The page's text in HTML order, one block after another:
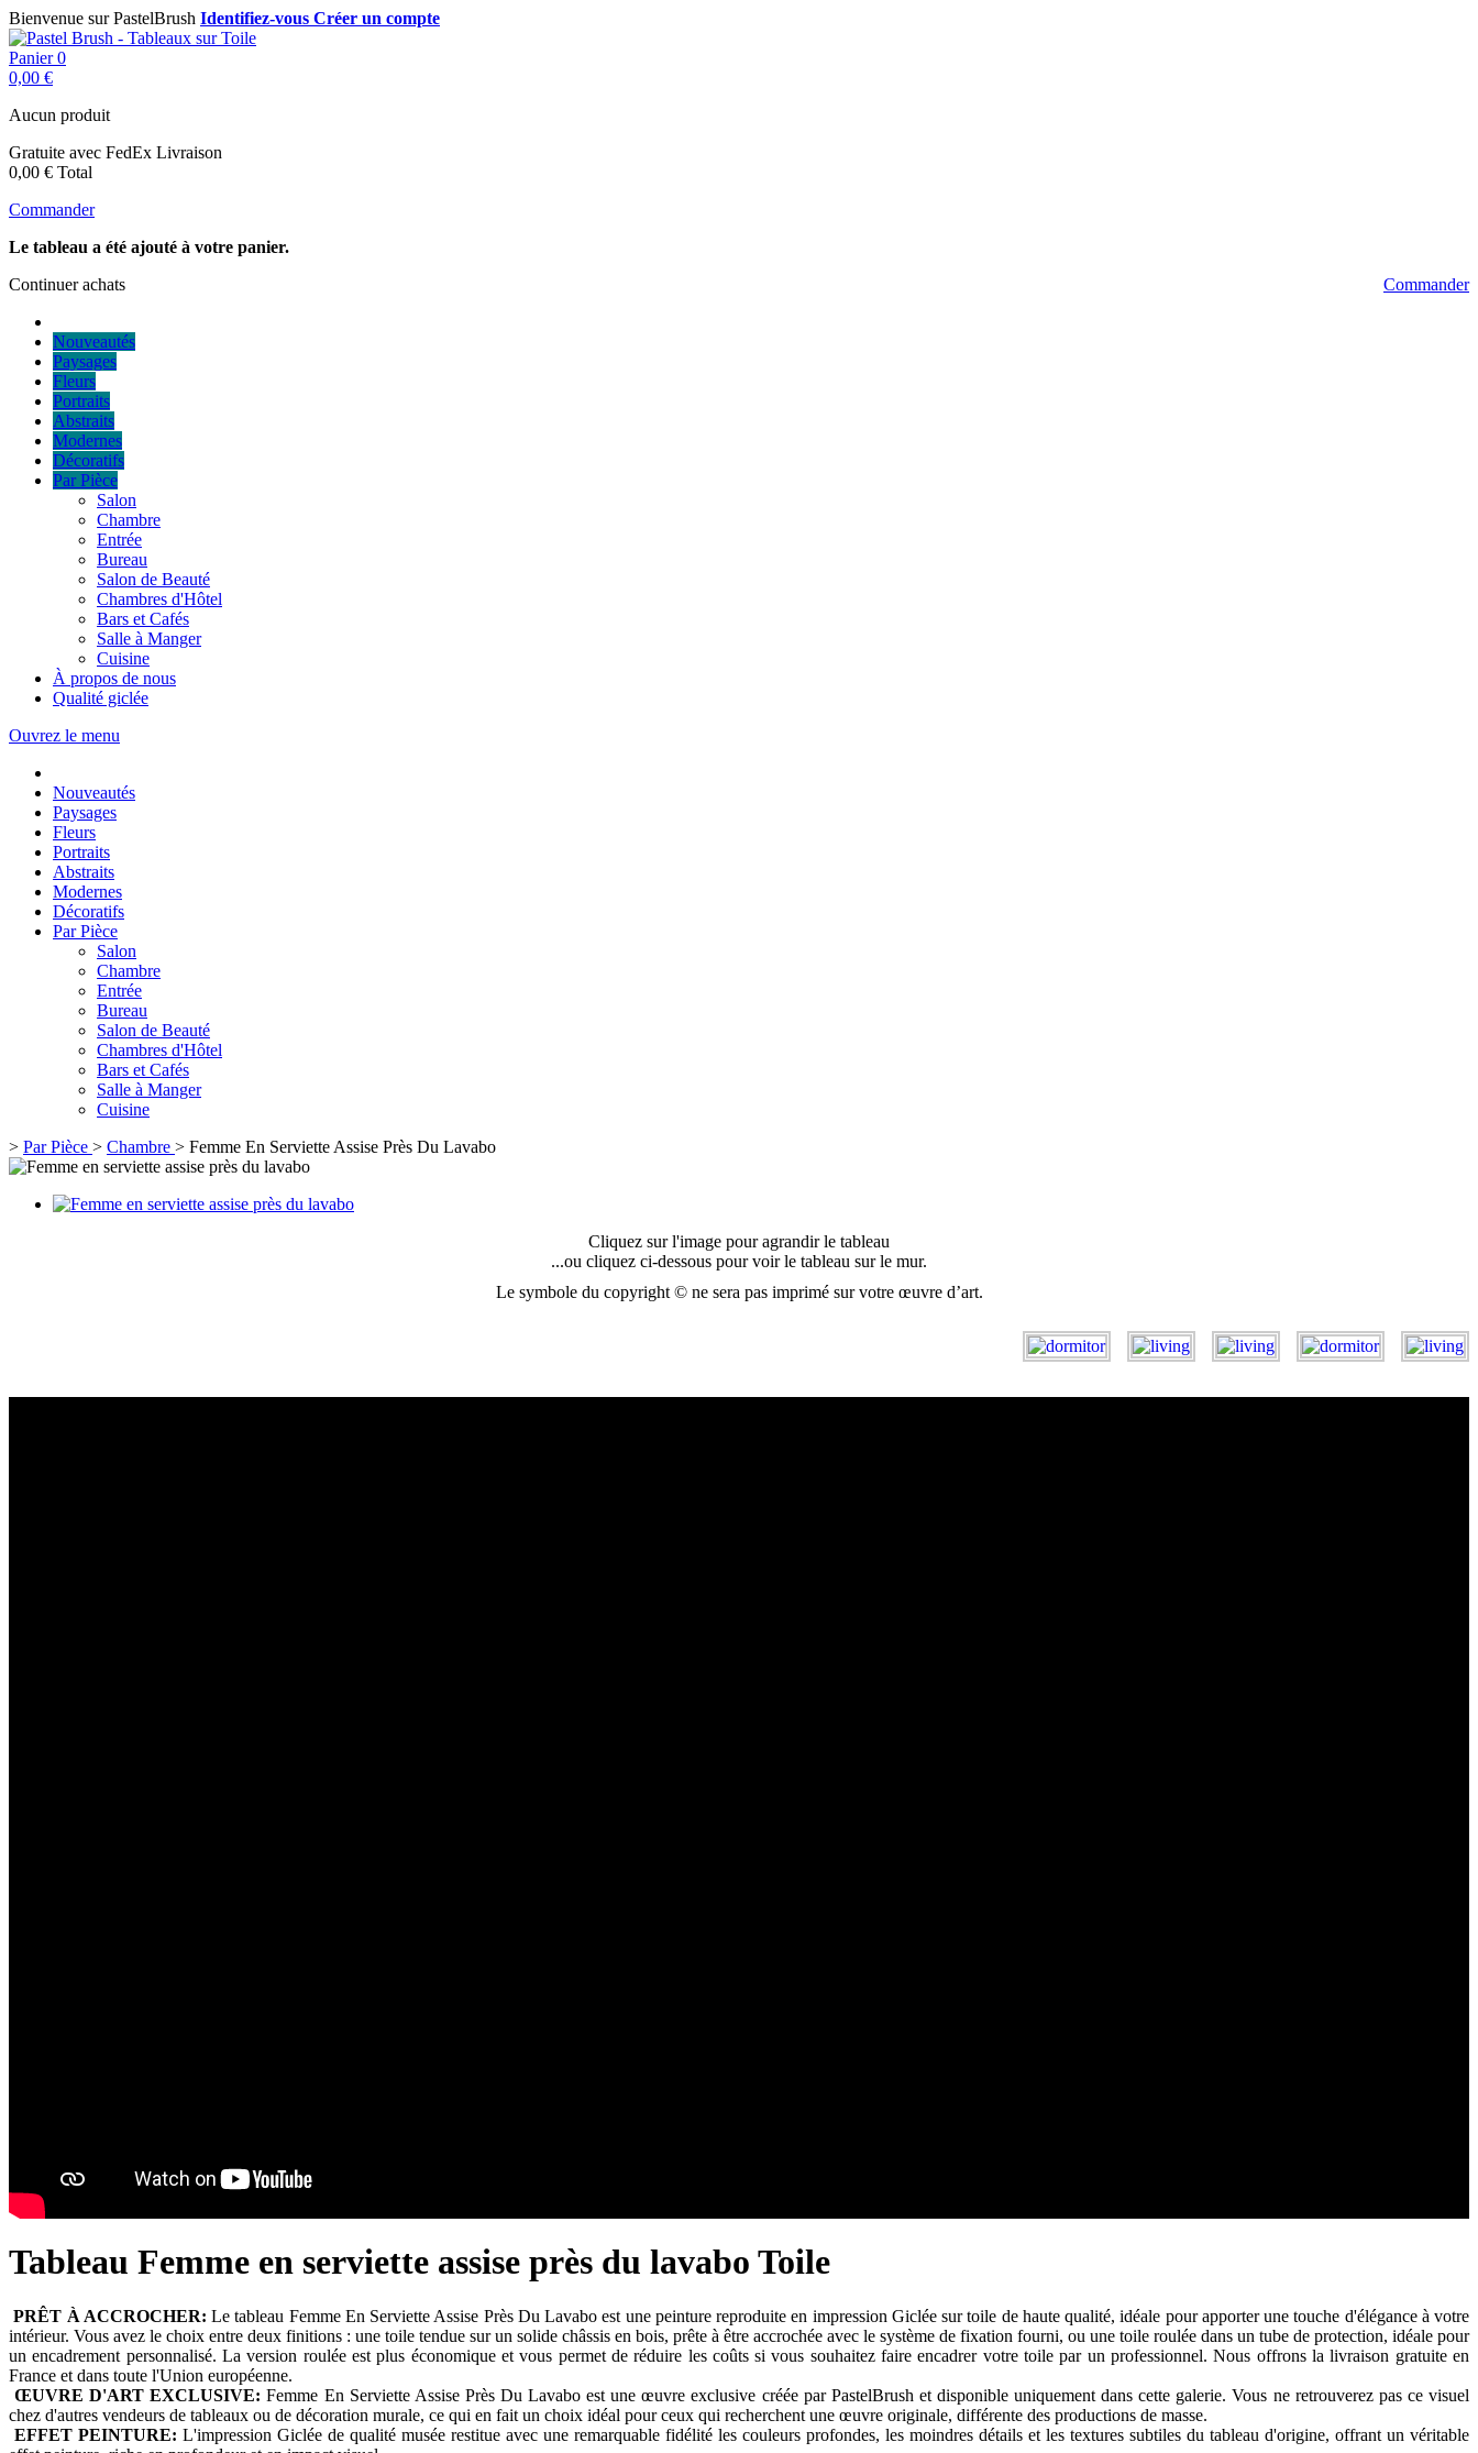
Bienvenue sur PastelBrush Identifiez-vous Créer un compte
Panier 0
0,00 €
Aucun produit
Gratuite avec FedEx Livraison
0,00 € Total
Commander
Le tableau a été ajouté à votre panier.
Continuer achats
Commander
Nouveautés
Paysages
Fleurs
Portraits
Abstraits
Modernes
Décoratifs
Par Pièce
Salon
Chambre
Entrée
Bureau
Salon de Beauté
Chambres d'Hôtel
Bars et Cafés
Salle à Manger
Cuisine
À propos de nous
Qualité giclée
Ouvrez le menu
Nouveautés
Paysages
Fleurs
Portraits
Abstraits
Modernes
Décoratifs
Par Pièce
Salon
Chambre
Entrée
Bureau
Salon de Beauté
Chambres d'Hôtel
Bars et Cafés
Salle à Manger
Cuisine
> Par Pièce > Chambre > Femme En Serviette Assise Près Du Lavabo
Cliquez sur l'image pour agrandir le tableau
...ou cliquez ci-dessous pour voir le tableau sur le mur.
Le symbole du copyright © ne sera pas imprimé sur votre œuvre d’art.
Tableau Femme en serviette assise près du lavabo Toile
PRÊT À ACCROCHER: Le tableau Femme En Serviette Assise Près Du Lavabo est une peinture reproduite en impression Giclée sur toile de haute qualité, idéale pour apporter une touche d'élégance à votre
intérieur. Vous avez le choix entre deux finitions : une toile tendue sur un solide châssis en bois, prête à être accrochée avec le système de fixation fourni, ou une toile roulée dans un tube de protection, idéale pour
un encadrement personnalisé. La version roulée est plus économique et vous permet de réduire les coûts si vous souhaitez faire encadrer votre toile par un professionnel. Nous offrons la livraison gratuite en
France et dans toute l'Union européenne.
ŒUVRE D'ART EXCLUSIVE:Femme En Serviette Assise Près Du Lavabo est une œuvre exclusive créée par PastelBrush et disponible uniquement dans cette galerie. Vous ne retrouverez pas ce visuel
chez d'autres vendeurs de tableaux ou de décoration murale, ce qui en fait un choix idéal pour ceux qui recherchent une œuvre originale, différente des productions de masse.
EFFET PEINTURE: L'impression Giclée de qualité musée restitue avec une remarquable fidélité les couleurs profondes, les moindres détails et les textures subtiles du tableau d'origine, offrant un véritable